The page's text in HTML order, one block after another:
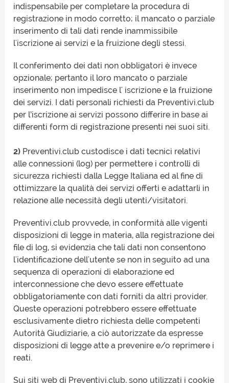
indispensabile per completare la procedura di
registrazione in modo corretto; il mancato o parziale
inserimento di tali dati rende inammissibile
l'iscrizione ai servizi e la fruizione degli stessi.
Il conferimento dei dati non obbligatori è invece
opzionale; pertanto il loro mancato o parziale
inserimento non impedisce l' iscrizione e la fruizione
dei servizi. I dati personali richiesti da Preventivi.club
per l’iscrizione ai servizi possono differire in base ai
differenti form di registrazione presenti nei suoi siti.
2) Preventivi.club custodisce i dati tecnici relativi
alle connessioni (log) per permettere i controlli di
sicurezza richiesti dalla Legge Italiana ed al fine di
ottimizzare la qualità dei servizi offerti e adattarli in
relazione alle necessità degli utenti/visitatori.
Preventivi.club provvede, in conformità alle vigenti
disposizioni di legge in materia, alla registrazione dei
file di log, si evidenzia che tali dati non consentono
l'identificazione dell'utente se non in seguito ad una
sequenza di operazioni di elaborazione ed
interconnessione che devo essere effettuate
obbligatoriamente con dati forniti da altri provider.
Queste operazioni potrebbero essere effettuate
esclusivamente dietro richiesta delle competenti
Autorità Giudiziarie, a ciò autorizzate da espresse
disposizioni di legge atte a prevenire e/o reprimere i
reati.
Sui siti web di Preventivi.club, sono utilizzati i cookie